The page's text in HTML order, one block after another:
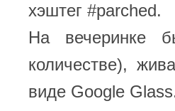
хэштег #parched.
На вечеринке
количестве),
виде Google